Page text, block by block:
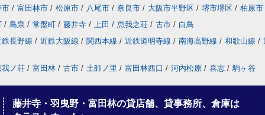
市 / 富田林市 / 松原市 / 八尾市 / 奈良市 / 大阪市平野区 / 堺市堺区 / 柏原市
/ 島泉 / 常盤町 / 藤井寺 / 上田 / 恵我之荘 / 古市 / 白鳥
鉄長野線 / 近鉄大阪線 / 関西本線 / 近鉄道明寺線 / 南海高野線 / 和歌山線 /
我ノ荘 / 富田林 / 古市 / 土師ノ里 / 富田林西口 / 河内松原 / 喜志 / 駒ヶ谷
藤井寺・羽曳野・富田林の貸店舗、貸事務所、倉庫は